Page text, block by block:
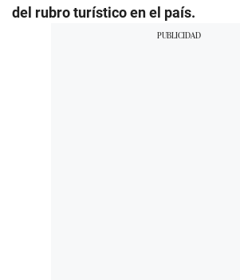
del rubro turístico en el país.